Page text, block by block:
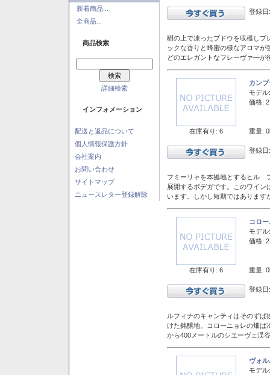
新着商品...
全商品...
商品検索
詳細検索
インフォメーション
配送と返品について
個人情報保護方針
会社案内
お問い合わせ
サイトマップ
ニュースレター登録解除
登録
樹の上で凍ったブドウを収穫しプ
ックな香りと蜂蜜の様なアロマ
どのエレガントなフレーヴァ―が
在庫有り: 6
カン
モデル:
価格:
重量:
登録
フミーリャを本拠地とするヒル
展開するボデガです。このワイ
います。しかし短期ではありま
在庫有り: 6
コロ
モデル:
価格:
重量:
登録
ルフィナのキャンティはそのず
けた銘醸地。コローニョレの畑は
から400メートルのシエーヴェ渓
ヴォ
モデル: